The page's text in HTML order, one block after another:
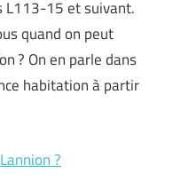
L113-15 et suivant.
quand on peut
? On en parle dans
habitation à partir
?